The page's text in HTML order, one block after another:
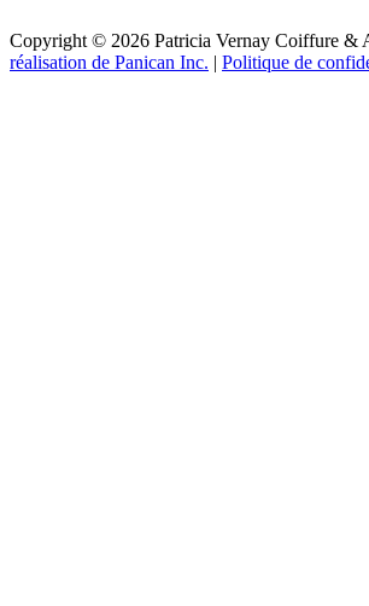
Copyright © 2026 Patricia Vernay Coiffure &
réalisation de Panican Inc. | Politique de